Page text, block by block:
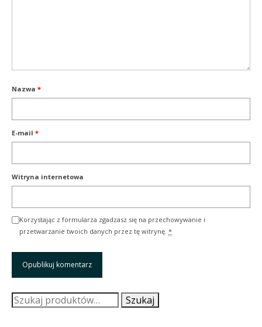
Nazwa *
E-mail *
Witryna internetowa
Korzystając z formularza zgadzasz się na przechowywanie i
przetwarzanie twoich danych przez tę witrynę. *
Szukaj: Szukaj